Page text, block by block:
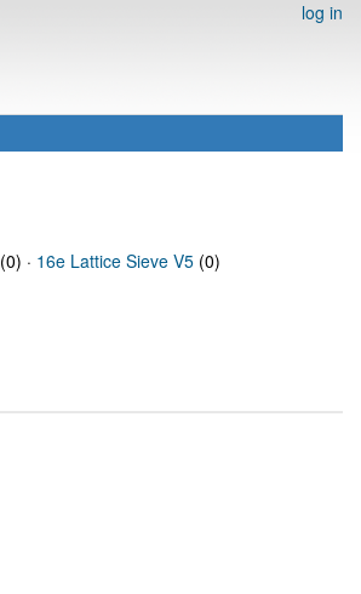
log in
(0) · 16e Lattice Sieve V5 (0)